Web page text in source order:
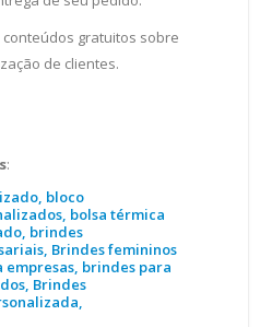
conteúdos gratuitos sobre
de clientes.
:
bloco
bolsa térmica
brindes
Brindes femininos
brindes para
Brindes